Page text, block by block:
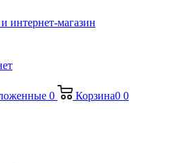
0 Корзина0 0